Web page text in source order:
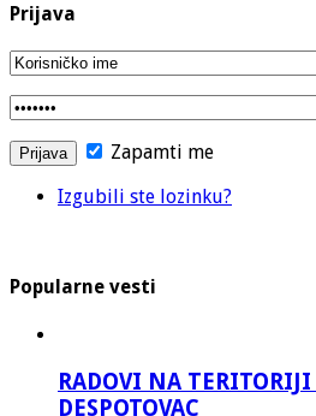
Prijava
Zapamti me
Izgubili ste lozinku?
Popularne vesti
RADOVI NA
DESPOTOVAC